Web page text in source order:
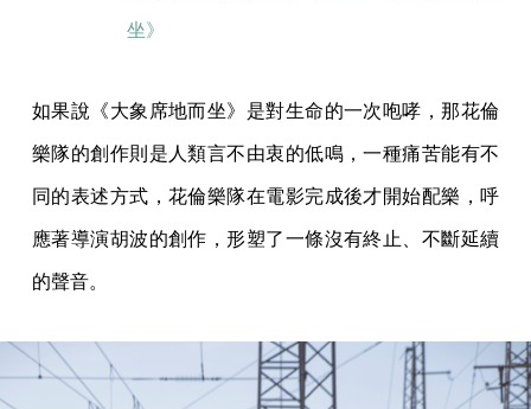
坐》
如果說《大象席地而坐》是對生命的一次咆哮，那花倫
樂隊的創作則是人類言不由衷的低鳴，一種痛苦能有不
同的表述方式，花倫樂隊在電影完成後才開始配樂，呼
應著導演胡波的創作，形塑了一條沒有終止、不斷延續
的聲音。